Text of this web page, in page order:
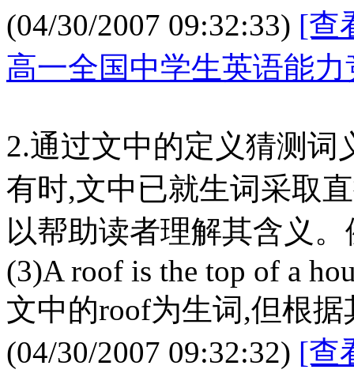
(04/30/2007 09:32:33) [查
高一全国中学生英语能
2.通过文中的定义猜测词
有时,文中已就生词采取
以帮助读者理解其含义。
(3)A roof is the top of a
文中的roof为生词,但根
(04/30/2007 09:32:32) [查